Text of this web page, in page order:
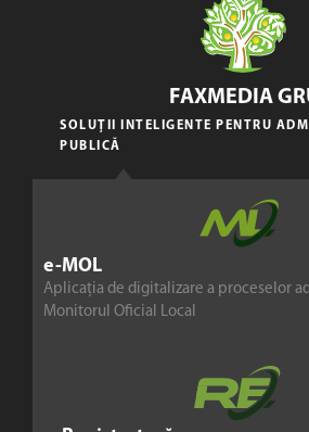
e-MOL
Aplicația de digitalizare a proceselor
Monitorul Oficial Local
FAXMEDIA
SOLUȚII INTELIGENTE PENTRU
PUBLICĂ